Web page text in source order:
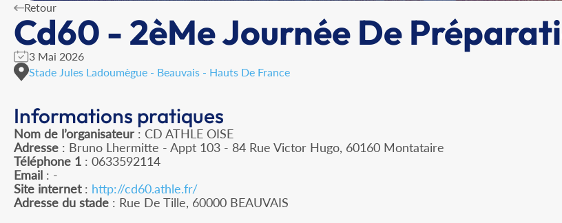
Retour
Cd60 - 2èMe Journée De
3 Mai 2026
Stade Jules Ladoumègue - Beauvais - Hauts De France
Informations pratiques
Nom de l’organisateur : CD ATHLE OISE
Adresse : Bruno Lhermitte - Appt 103 - 84 Rue Victor Hugo, 60160 Montataire
Téléphone 1 : 0633592114
Email : -
Site internet: http://cd60.athle.fr/
Adresse du stade : Rue De Tille, 60000 BEAUVAIS